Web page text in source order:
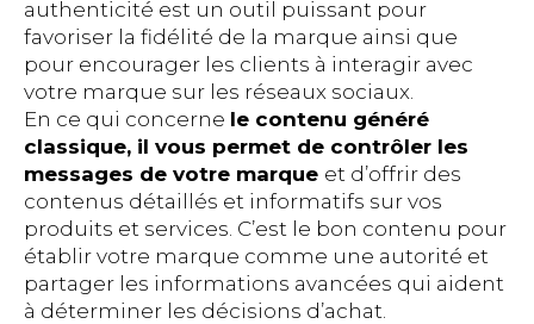
authenticité est un outil puissant pour
favoriser la fidélité de la marque ainsi que
pour encourager les clients à interagir avec
votre marque sur les réseaux sociaux.
En ce qui concerne le contenu généré
classique, il vous permet de contrôler les
messages de votre marque et d’offrir des
contenus détaillés et informatifs sur vos
produits et services. C’est le bon contenu pour
établir votre marque comme une autorité et
partager les informations avancées qui aident
à déterminer les décisions d’achat.